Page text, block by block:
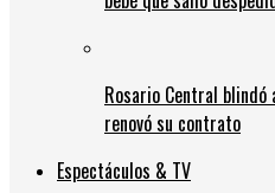
Rosario Central blindó
renovó su contrato
Espectáculos & TV